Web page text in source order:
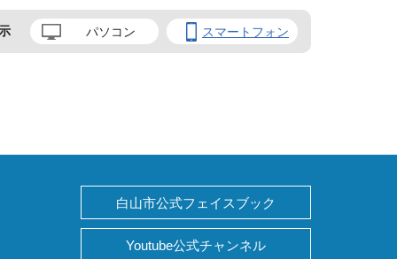
パソコン スマートフォン
白山市公式フェイスブック
Youtube公式チャンネル